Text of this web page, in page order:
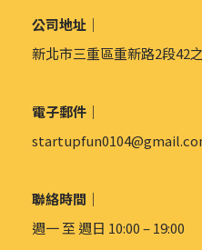
公司地址｜
新北市三重區重新路2段42
電子郵件｜
聯絡時間｜
週一 至 週日 10:00 – 19:00